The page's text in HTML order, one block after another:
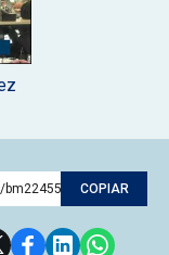
COPIAR